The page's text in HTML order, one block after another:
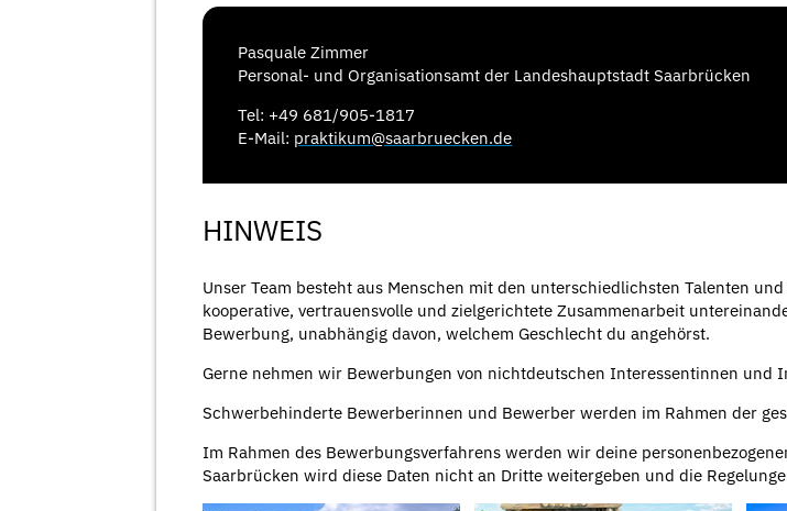
Pasquale Zimmer
Personal- und Organisationsamt der Landeshauptstadt Saarbrücken
Tel: +49 681/905-1817
E-Mail: praktikum@saarbruecken.de
HINWEIS
Unser Team besteht aus Menschen mit den unterschiedlichsten Talenten
kooperative, vertrauensvolle und zielgerichtete Zusammenarbeit
Bewerbung, unabhängig davon, welchem Geschlecht du angehörst.
Gerne nehmen wir Bewerbungen von nichtdeutschen Interessentinnen und
Schwerbehinderte Bewerberinnen und Bewerber werden im Rahmen der
Im Rahmen des Bewerbungsverfahrens werden wir deine
Saarbrücken wird diese Daten nicht an Dritte weitergeben und die